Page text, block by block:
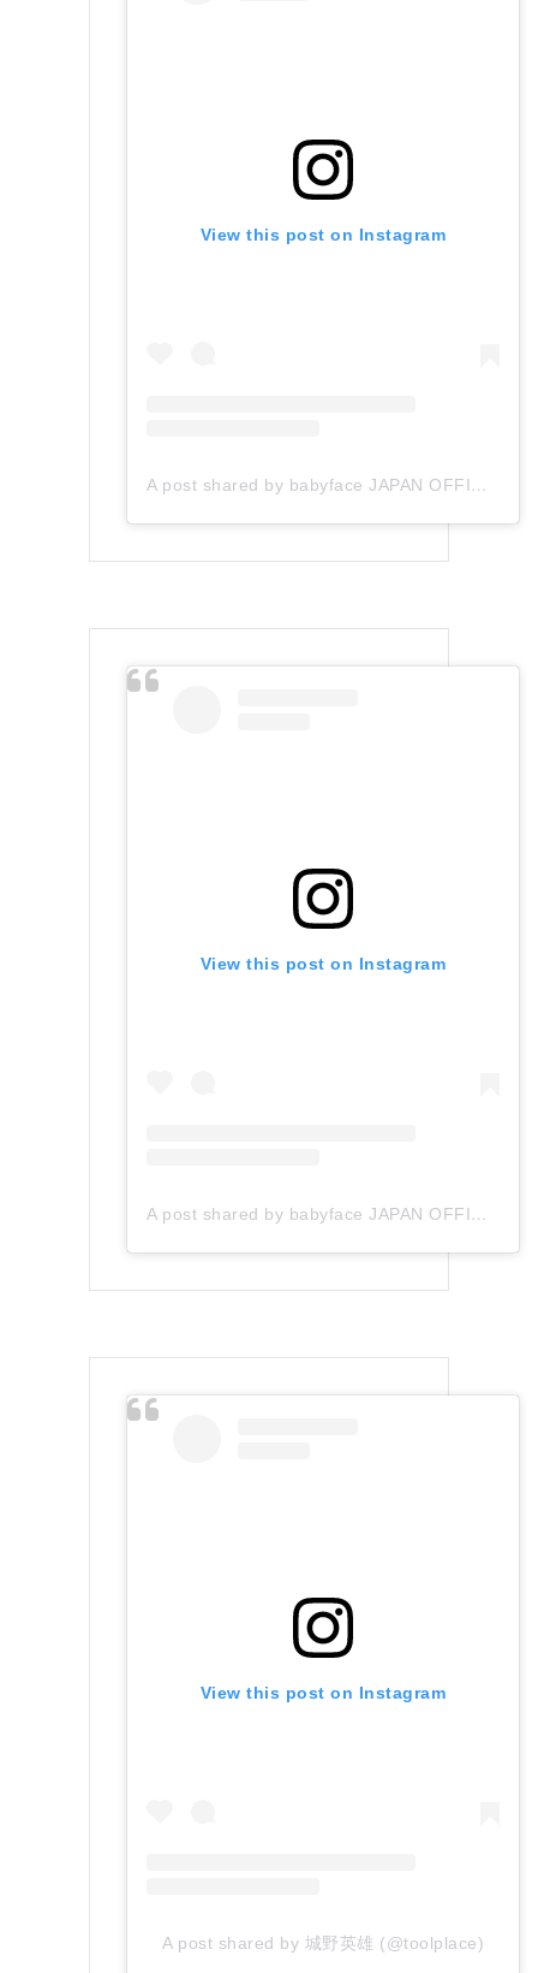
View this post on Instagram
A post shared by babyface JAPAN OFFICIAL (@babyface_japan)
View this post on Instagram
A post shared by babyface JAPAN OFFICIAL (@babyface_japan)
View this post on Instagram
A post shared by 城野英雄 (@toolplace)